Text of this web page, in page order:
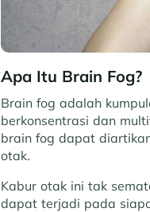
Apa Itu Brain Fog?
Brain fog adalah
berkonsentrasi dan
brain fog dapat
otak.
Kabur otak ini tak
dapat terjadi pada